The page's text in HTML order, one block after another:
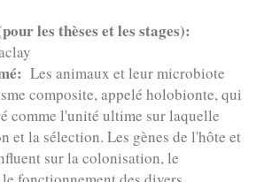
les thèses et les stages)
Les animaux et leur microbiote
composite, appelé holobionte, qui
comme l'unité ultime sur laquelle
et la sélection. Les gènes de l'hôte et
sur la colonisation, le